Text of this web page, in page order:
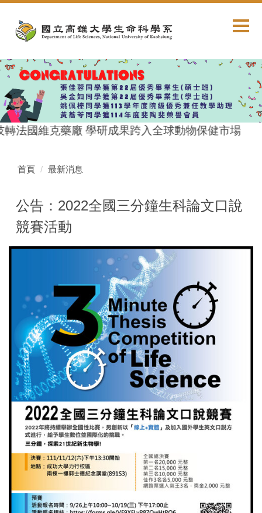
內
容
區
法國維克藥廠 學研成果跨入全球動物保健市場
首頁 最新消息
公告：2022全國三分鐘生科論文口說
競賽活動